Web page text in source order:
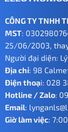
CÔNG TY TNHH
MST:
25/06/2003,
Người đại diện:
Địa chỉ: 98
Điện thoại: 028
Hotline / Zalo:
Email:
Giờ làm việc: